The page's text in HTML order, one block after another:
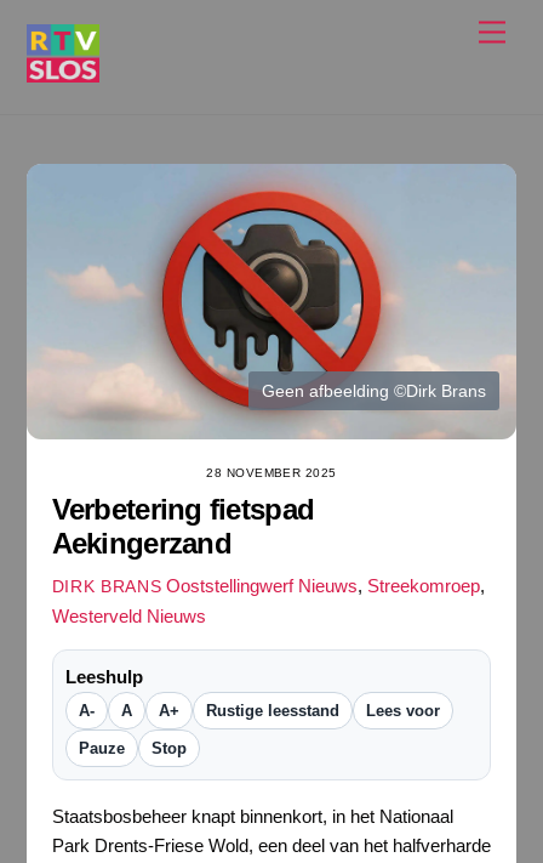
Geen afbeelding ©Dirk Brans
28 NOVEMBER 2025
Verbetering fietspad
Aekingerzand
DIRK BRANS Ooststellingwerf Nieuws, Streekomroep,
Westerveld Nieuws
Leeshulp
A- A A+ Rustige leesstand Lees voor
Pauze Stop
Staatsbosbeheer knapt binnenkort, in het Nationaal
Park Drents-Friese Wold, een deel van het halfverharde